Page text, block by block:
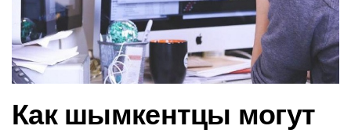
Как шымкентцы могут